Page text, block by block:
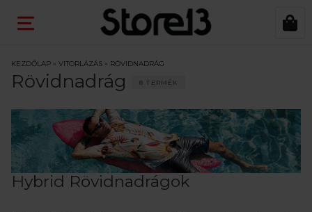
KEZDŐLAP » VITORLÁZÁS » RÖVIDNADRÁG
Rövidnadrág 8 TERMÉK
Hybrid Rövidnadrágok